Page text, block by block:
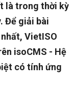
là trong thời kỳ
Để giải bài
VietISO
isoCMS - Hệ
có tính ứng